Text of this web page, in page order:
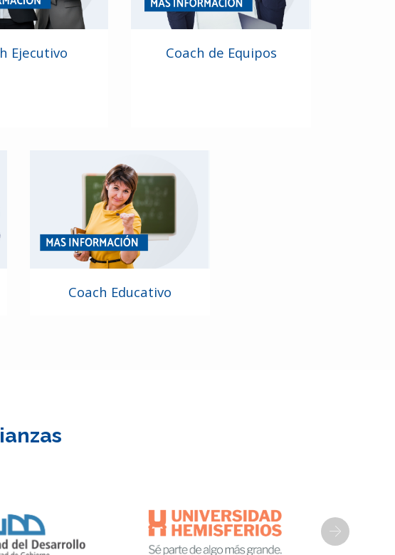
Ejecutivo Coach de Equipos
Coach Educativo
Next